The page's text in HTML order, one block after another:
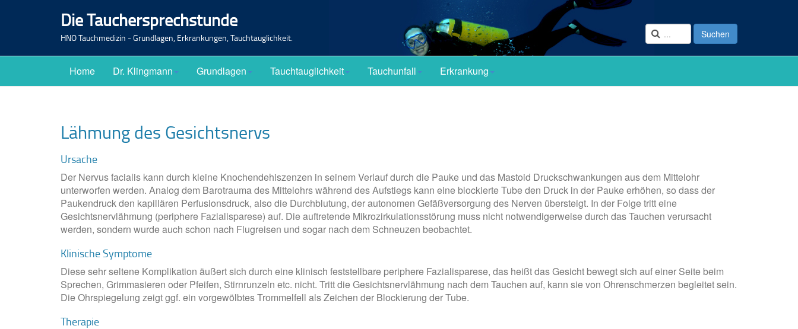
Die Tauchersprechstunde
HNO Tauchmedizin - Grundlagen, Erkrankungen, Tauchtauglichkeit. Suchen
Home Dr. Klingmann Grundlagen Tauchtauglichkeit Tauchunfall Erkrankung
Lähmung des Gesichtsnervs
Ursache
Der Nervus facialis kann durch kleine Knochendehiszenzen in seinem Verlauf durch die Pauke und das Mastoid Druckschwankungen aus dem Mittelohr
unterworfen werden. Analog dem Barotrauma des Mittelohrs während des Aufstiegs kann eine blockierte Tube den Druck in der Pauke erhöhen, so dass der
Paukendruck den kapillären Perfusionsdruck, also die Durchblutung, der autonomen Gefäßversorgung des Nerven übersteigt. In der Folge tritt eine
Gesichtsnervlähmung (periphere Fazialisparese) auf. Die auftretende Mikrozirkulationsstörung muss nicht notwendigerweise durch das Tauchen verursacht
werden, sondern wurde auch schon nach Flugreisen und sogar nach dem Schneuzen beobachtet.
Klinische Symptome
Diese sehr seltene Komplikation äußert sich durch eine klinisch feststellbare periphere Fazialisparese, das heißt das Gesicht bewegt sich auf einer Seite beim
Sprechen, Grimmasieren oder Pfeifen, Stirnrunzeln etc. nicht. Tritt die Gesichtsnervlähmung nach dem Tauchen auf, kann sie von Ohrenschmerzen begleitet sein.
Die Ohrspiegelung zeigt ggf. ein vorgewölbtes Trommelfell als Zeichen der Blockierung der Tube.
Therapie